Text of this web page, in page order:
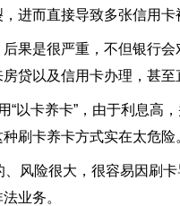
进而直接导致多张信用卡
果是很严重，不但银行
贷以及信用卡办理，甚至
“以卡养卡”，由于利息高
刷卡养卡方式实在太危险
风险很大，很容易因刷
业务。